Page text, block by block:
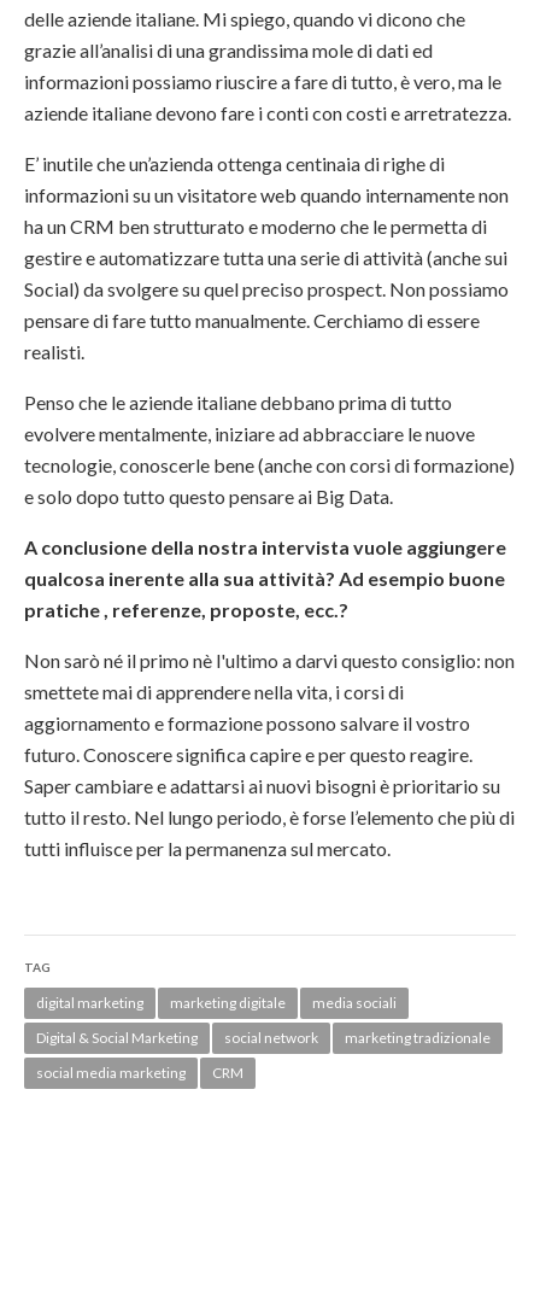
delle aziende italiane. Mi spiego, quando vi dicono che
grazie all’analisi di una grandissima mole di dati ed
informazioni possiamo riuscire a fare di tutto, è vero, ma le
aziende italiane devono fare i conti con costi e arretratezza.
E’ inutile che un’azienda ottenga centinaia di righe di
informazioni su un visitatore web quando internamente non
ha un CRM ben strutturato e moderno che le permetta di
gestire e automatizzare tutta una serie di attività (anche sui
Social) da svolgere su quel preciso prospect. Non possiamo
pensare di fare tutto manualmente. Cerchiamo di essere
realisti.
Penso che le aziende italiane debbano prima di tutto
evolvere mentalmente, iniziare ad abbracciare le nuove
tecnologie, conoscerle bene (anche con corsi di formazione)
e solo dopo tutto questo pensare ai Big Data.
A conclusione della nostra intervista vuole aggiungere
qualcosa inerente alla sua attività? Ad esempio buone
pratiche , referenze, proposte, ecc.?
Non sarò né il primo nè l'ultimo a darvi questo consiglio: non
smettete mai di apprendere nella vita, i corsi di
aggiornamento e formazione possono salvare il vostro
futuro. Conoscere significa capire e per questo reagire.
Saper cambiare e adattarsi ai nuovi bisogni è prioritario su
tutto il resto. Nel lungo periodo, è forse l’elemento che più di
tutti influisce per la permanenza sul mercato.
TAG
digital marketing marketing digitale
media sociali
Digital & Social Marketing
social network
marketing tradizionale
social media marketing
CRM